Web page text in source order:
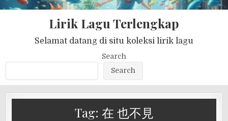
Lirik Lagu Terlengkap
Selamat datang di situ koleksi lirik lagu
Search
Search
Tag: 在 也不見